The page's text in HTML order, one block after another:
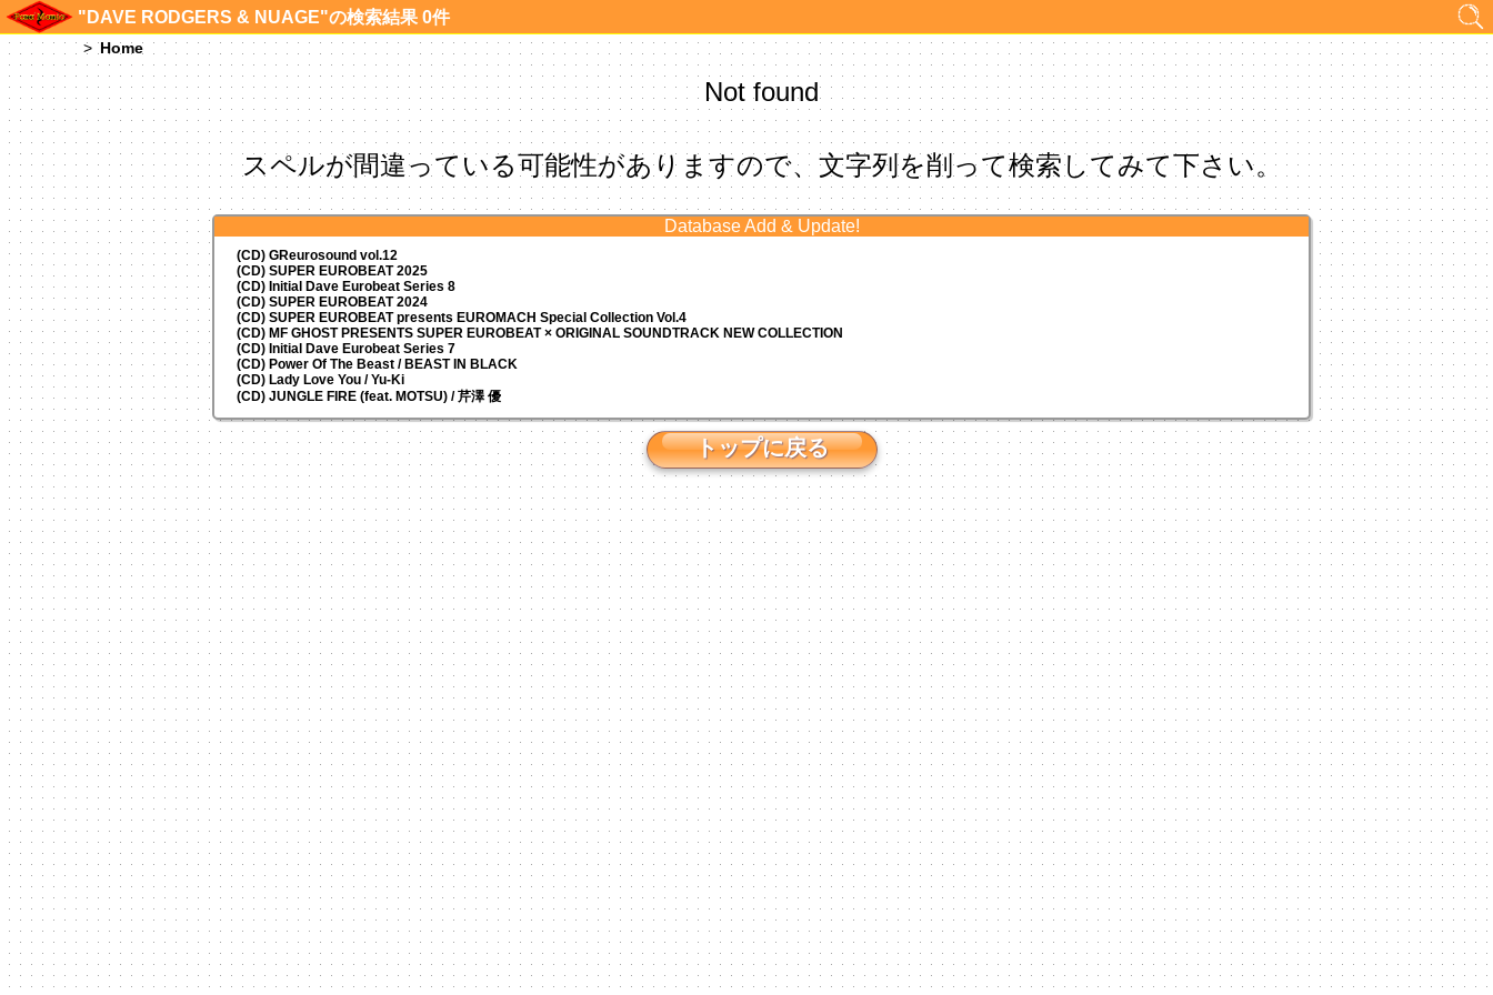
"DAVE RODGERS & NUAGE"の検索結果 0件
Home
Not found
スペルが間違っている可能性がありますので、文字列を削って検索してみて下さい。
Database Add & Update!
(CD) GReurosound vol.12
(CD) SUPER EUROBEAT 2025
(CD) Initial Dave Eurobeat Series 8
(CD) SUPER EUROBEAT 2024
(CD)SUPER EUROBEAT presents EUROMACH Special Collection Vol.4
(CD) MF GHOST PRESENTS SUPER EUROBEAT × ORIGINAL SOUNDTRACK NEW COLLECTION
(CD) Initial Dave Eurobeat Series 7
(CD) Power Of The Beast / BEAST IN BLACK
(CD) Lady Love You / Yu-Ki
(CD) JUNGLE FIRE (feat. MOTSU) / 芹澤 優
トップに戻る